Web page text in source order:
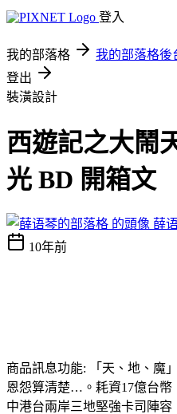
登入
我的部落格 我的部落格後
登出
裝潢設計
西遊記之大鬧
光 BD 開箱文
薛
10年前
商品訊息功能: 「天、地、魔
恩怨算清楚…。耗資17億台幣
中港台兩岸三地堅強卡司陣容